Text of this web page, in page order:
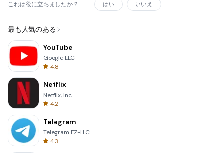
これは役に立ちましたか？ はい いいえ
最も人気のある
YouTube
Google LLC
4.8
Netflix
Netflix, Inc.
4.2
Telegram
Telegram FZ-LLC
4.3